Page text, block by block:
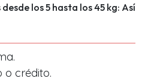
los 5 hasta los 45 kg: Así
o crédito.